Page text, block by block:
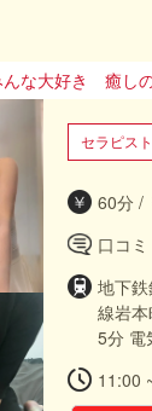
のエムトウキョ
セラピスト
60分 /
口コミ
地下
線岩
5分 電
11:00